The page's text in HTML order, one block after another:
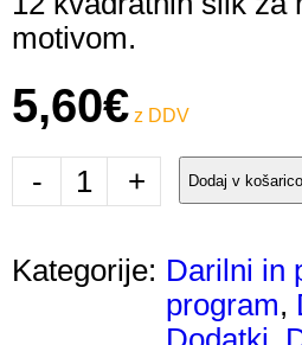
motivom.
5,60€
- + Dodaj v košarico
Kategorije: Darilni in
program,